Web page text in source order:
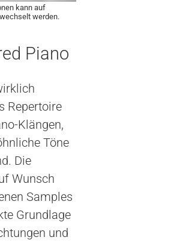
kann auf
werden.
Piano
Repertoire
Klängen,
Töne
Die
Wunsch
Samples
Grundlage
und